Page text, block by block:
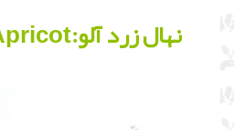
نهالزرد آلو:Apricot